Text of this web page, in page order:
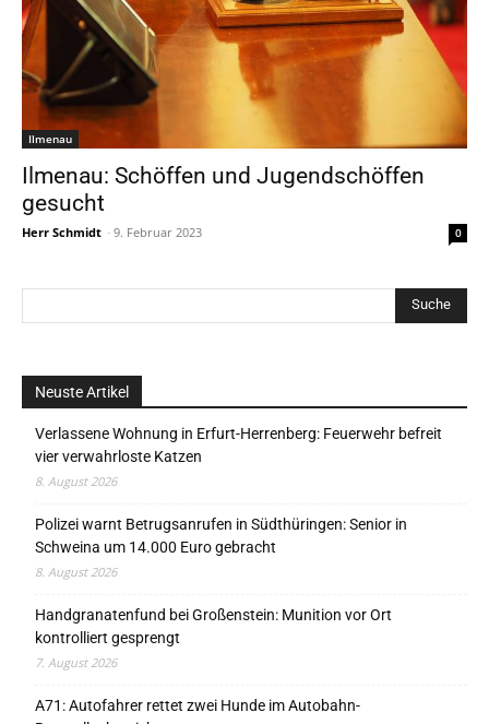
Ilmenau
Ilmenau: Schöffen und Jugendschöffen
gesucht
Herr Schmidt - 9. Februar 2023 0
Neuste Artikel
Verlassene Wohnung in Erfurt-Herrenberg: Feuerwehr befreit
vier verwahrloste Katzen
8. August 2026
Polizei warnt Betrugsanrufen in Südthüringen: Senior in
Schweina um 14.000 Euro gebracht
8. August 2026
Handgranatenfund bei Großenstein: Munition vor Ort
kontrolliert gesprengt
7. August 2026
A71: Autofahrer rettet zwei Hunde im Autobahn-